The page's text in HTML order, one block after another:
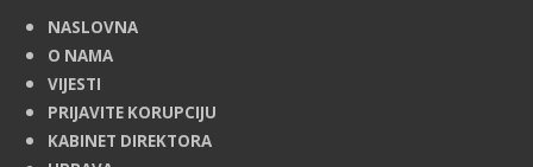
NASLOVNA
O NAMA
VIJESTI
PRIJAVITE KORUPCIJU
KABINET DIREKTORA